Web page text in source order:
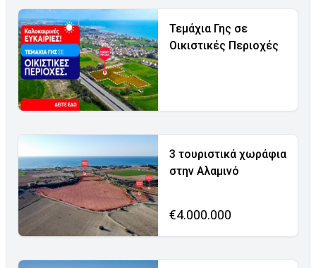
Τεμάχια Γης σε
Οικιστικές Περιοχές
3 τουριστικά χωράφια
στην Αλαμινό
€4.000.000